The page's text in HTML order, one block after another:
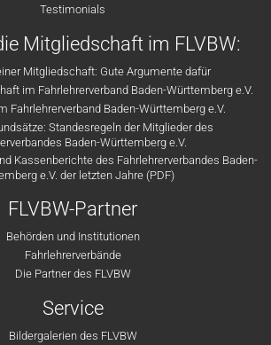
Testimonials
Mitgliedschaft im FLVBW:
Mitgliedschaft: Gute Argumente dafür
im Fahrlehrerverband Baden-Württemberg e.V.
Fahrlehrerverband Baden-Württemberg e.V.
Standesregeln der Mitglieder des
Baden-Württemberg e.V.
Kassenberichte des Fahrlehrerverbandes Baden-
e.V. der letzten Jahre (PDF)
FLVBW-Partner
Behörden und Institutionen
Fahrlehrerverbände
Die Partner des FLVBW
Service
Bildergalerien des FLVBW